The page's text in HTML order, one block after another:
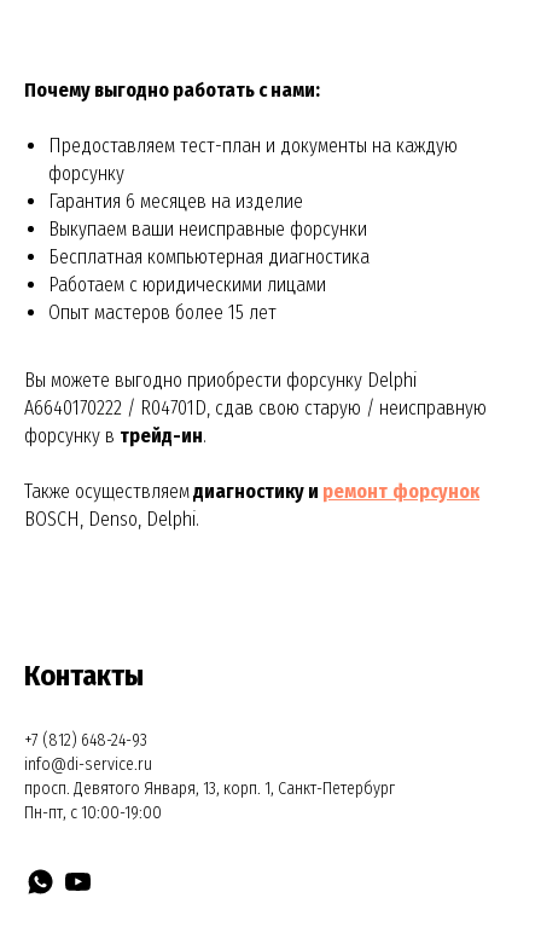
Почему выгодно работать с нами:
Предоставляем тест-план и документы на каждую
форсунку
Гарантия 6 месяцев на изделие
Выкупаем ваши неисправные форсунки
Бесплатная компьютерная диагностика
Работаем с юридическими лицами
Опыт мастеров более 15 лет
Вы можете выгодно приобрести форсунку Delphi
A6640170222 / R04701D, сдав свою старую / неисправную
форсунку в трейд-ин.
Также осуществляемдиагностику и ремонт форсунок
BOSCH, Denso, Delphi.
Контакты
+7 (812) 648-24-93
info@di-service.ru
просп. Девятого Января, 13, корп. 1, Санкт-Петербург
Пн-пт, с 10:00-19:00